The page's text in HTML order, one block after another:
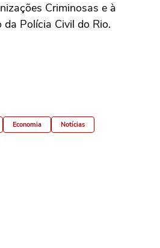
Criminosas e à
Polícia Civil do Rio.
Economia Notícias